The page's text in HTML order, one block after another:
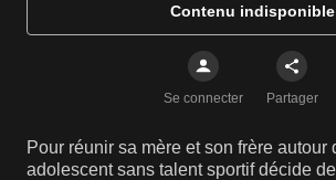
Contenu indisponible
Se connecter Partager
Pour réunir sa mère et son frère autour
adolescent sans talent sportif décide